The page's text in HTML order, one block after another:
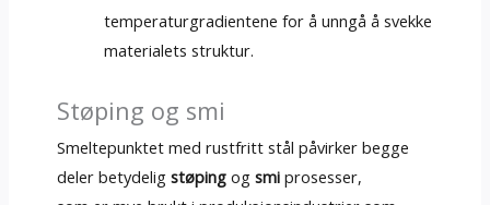
temperaturgradientene for å unngå å svekke
materialets struktur.
Støping og smi
Smeltepunktet med rustfritt stål påvirker begge
deler betydelig støpingog smiprosesser,